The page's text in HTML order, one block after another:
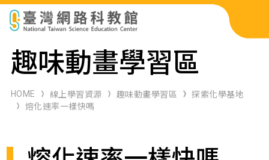
科展作品檢索
科學研習月刊
趣味動畫學習區
HOME 線上學習資源 趣味動畫學習區
探索化學基地
熔化速率一樣快嗎